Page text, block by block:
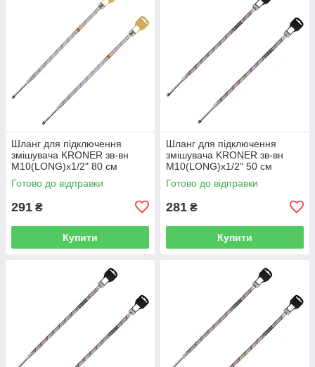
Шланг для підключення
змішувача KRONER зв-вн
M10(LONG)x1/2" 80 см
297364 CV036713
Готово до відправки
291 ₴
Купити
Шланг для підключення
змішувача KRONER зв-вн
M10(LONG)x1/2" 50 см
297365 CV036714
Готово до відправки
281 ₴
Купити